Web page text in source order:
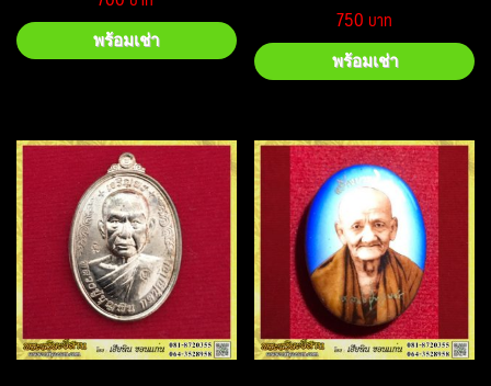
พร้อมเช่า
750
พร้อมเช่า